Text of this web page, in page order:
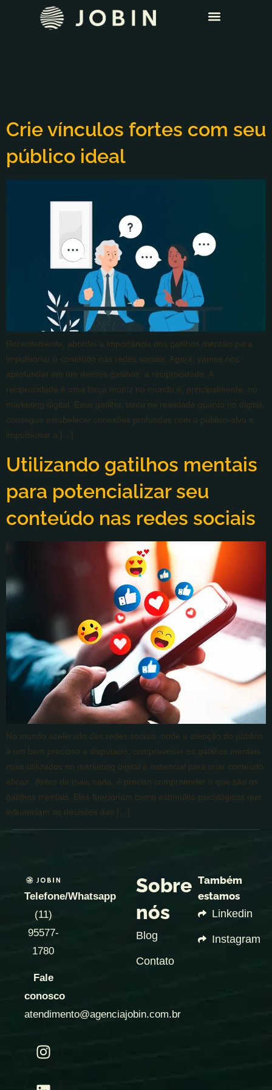
Crie vínculos fortes com seu
público ideal
Recentemente, abordei a importância dos gatilhos mentais para
impulsionar o conteúdo nas redes sociais. Agora, vamos nos
aprofundar em um desses gatilhos: a reciprocidade. A
reciprocidade é uma força motriz no mundo e, principalmente, no
marketing digital. Esse gatilho, tanto na realidade quanto no digital,
consegue estabelecer conexões profundas com o público-alvo e
impulsionar a […]
Utilizando gatilhos mentais
para potencializar seu
conteúdo nas redes sociais
No mundo acelerado das redes sociais, onde a atenção do público
é um bem precioso e disputado, compreender os gatilhos mentais
mais utilizados no marketing digital é essencial para criar conteúdo
eficaz. Antes de mais nada, é preciso compreender o que são os
gatilhos mentais. Eles funcionam como estímulos psicológicos que
influenciam as decisões das […]
Telefone/Whatsapp
(11)
95577-
1780
Fale
conosco
atendimento@agenciajobin.com.br
Sobre
nós
Blog
Contato
Também
estamos
Linkedin
Instagram